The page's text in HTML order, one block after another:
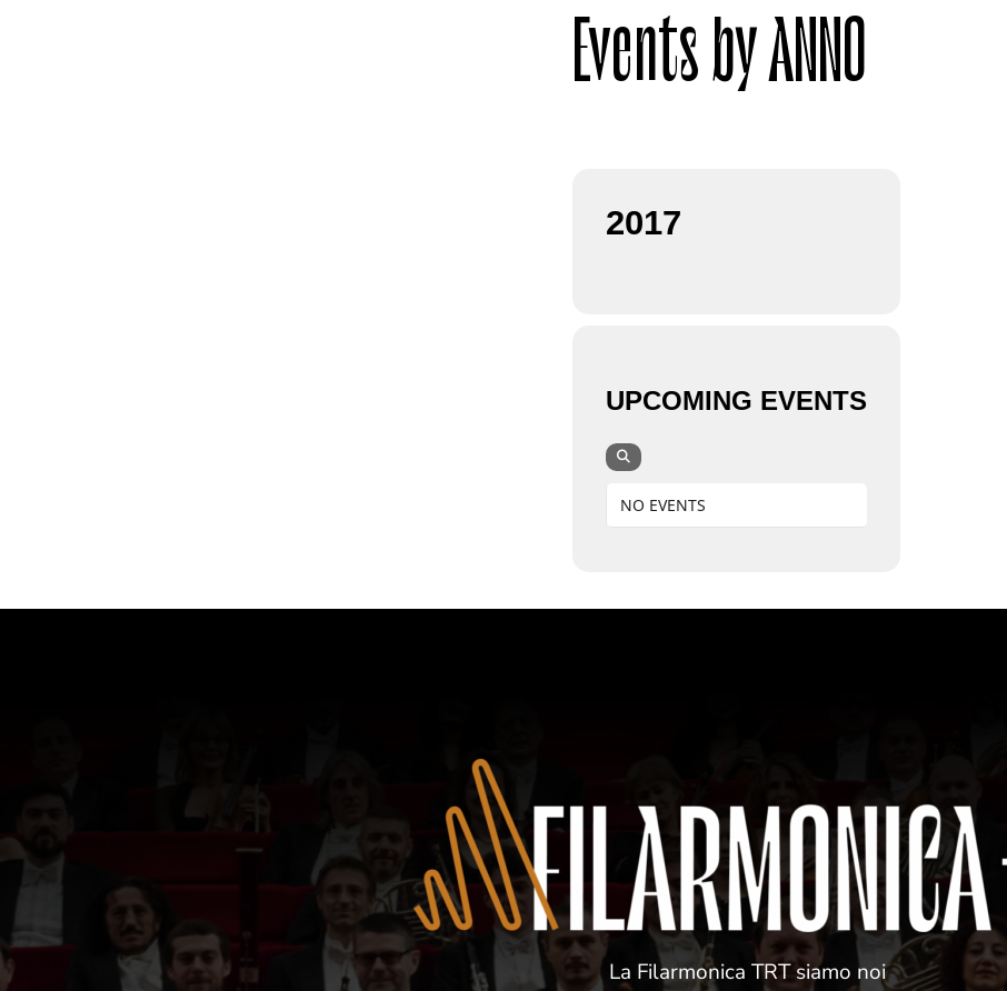
Events by ANNO
2017
UPCOMING EVENTS
NO EVENTS
La Filarmonica TRT siamo noi